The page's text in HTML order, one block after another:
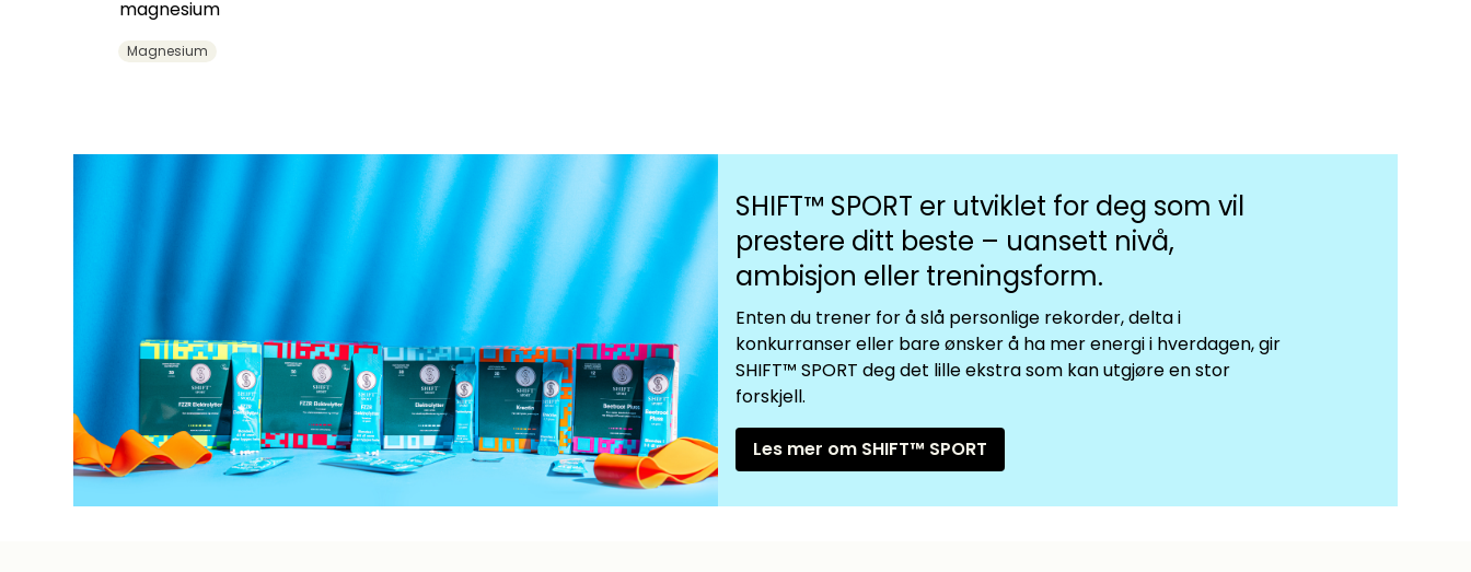
magnesium
Magnesium
SHIFT™ SPORT er utviklet for deg som vil
prestere ditt beste – uansett nivå,
ambisjon eller treningsform.
Enten du trener for å slå personlige rekorder, delta i
konkurranser eller bare ønsker å ha mer energi i hverdagen, gir
SHIFT™ SPORT deg det lille ekstra som kan utgjøre en stor
forskjell.
Les mer om SHIFT™ SPORT